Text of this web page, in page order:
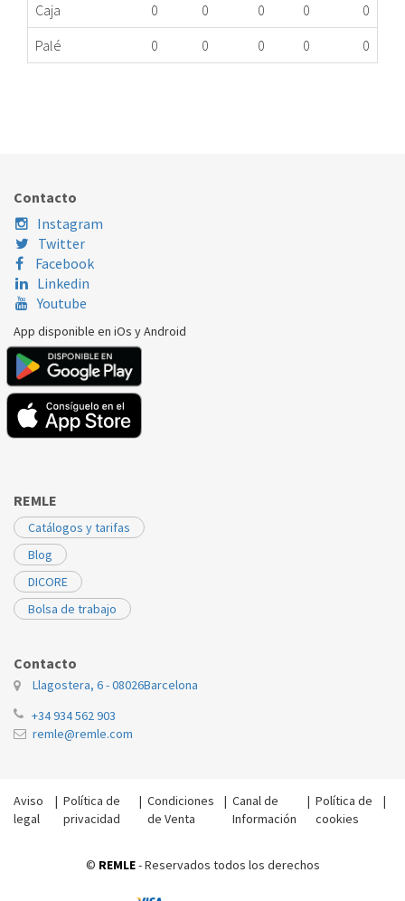
Caja
0 0 0 0
0
Palé
0 0 0 0 0
BEKO
BEKO
Contacto
Instagram
Twitter
Facebook
Linkedin
Youtube
App disponible en iOs y Android
REMLE
Catálogos y tarifas
Blog
DICORE
Bolsa de trabajo
Contacto
Llagostera, 6 - 08026Barcelona
+34 934 562 903
remle@remle.com
Aviso
legal
| Política de
privacidad
|Condiciones
de Venta
|Canal de
Información
| Política de
cookies
|
© REMLE- Reservados todos los derechos